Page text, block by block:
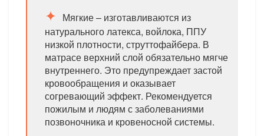
Мягкие – изготавливаются из
натурального латекса, войлока, ППУ
низкой плотности, струттофайбера. В
матрасе верхний слой обязательно мягче
внутреннего. Это предупреждает застой
кровообращения и оказывает
согревающий эффект. Рекомендуется
пожилым и людям с заболеваниями
позвоночника и кровеносной системы.